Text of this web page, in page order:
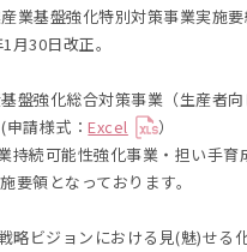
業基盤強化特別対策事業実施
30日改正。
盤強化総合対策事業（生産者向
請様式：Excel
）
持続可能性強化事業・担い手育
要領となっております。
略ビジョンにおける見(魅)せる